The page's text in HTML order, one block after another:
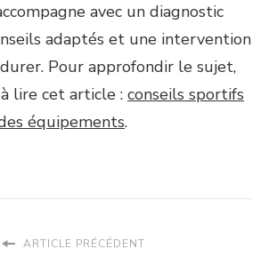
avec un diagnostic
adaptés et une intervention
Pour approfondir le sujet,
à lire cet article : conseils sportifs
équipements.
ARTICLE PRÉCÉDENT